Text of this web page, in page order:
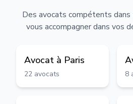
Des avocats compétents
vous accompagner dans vos
Avocat à Paris
22 avocats 8